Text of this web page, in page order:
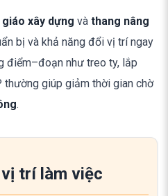
xây dựng và thang nâng
bị và khả năng đổi vị trí ngay
điểm–đoạn như treo ty, lắp
thường giúp giảm thời gian chờ
.
trí làm việc